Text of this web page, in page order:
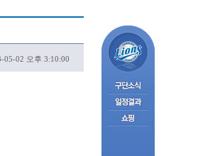
05-02 오후 3:10:00